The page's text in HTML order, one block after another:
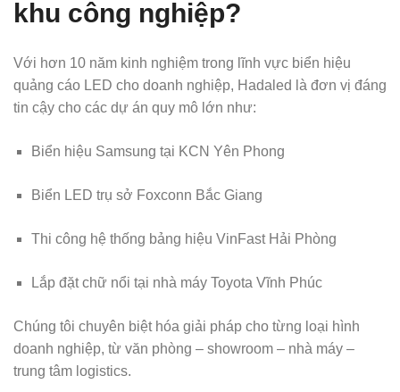
khu công nghiệp?
Với hơn 10 năm kinh nghiệm trong lĩnh vực biển hiệu
quảng cáo LED cho doanh nghiệp, Hadaled là đơn vị đáng
tin cậy cho các dự án quy mô lớn như:
Biển hiệu Samsung tại KCN Yên Phong
Biển LED trụ sở Foxconn Bắc Giang
Thi công hệ thống bảng hiệu VinFast Hải Phòng
Lắp đặt chữ nổi tại nhà máy Toyota Vĩnh Phúc
Chúng tôi chuyên biệt hóa giải pháp cho từng loại hình
doanh nghiệp, từ văn phòng – showroom – nhà máy –
trung tâm logistics.